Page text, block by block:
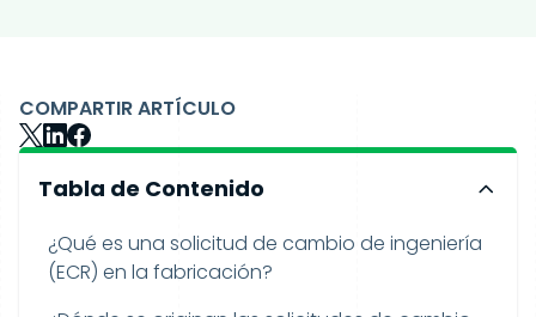
COMPARTIR ARTÍCULO
Tabla de Contenido
¿Qué es una solicitud de cambio de ingeniería
(ECR) en la fabricación?